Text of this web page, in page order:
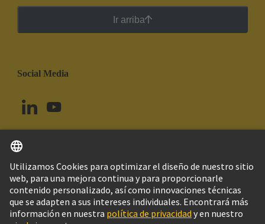
Ir arriba
Social Media
Brasil Español
© Grupo Tecnológico HARTING